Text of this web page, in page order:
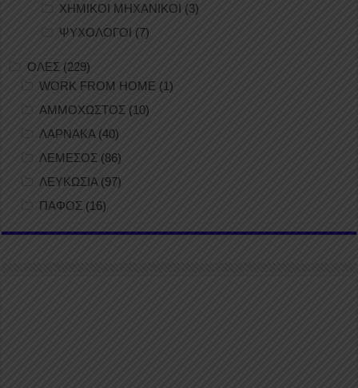
ΧΗΜΙΚΟΙ ΜΗΧΑΝΙΚΟΙ (3)
ΨΥΧΟΛΟΓΟΙ (7)
ΟΛΕΣ (229)
WORK FROM HOME (1)
ΑΜΜΟΧΩΣΤΟΣ (10)
ΛΑΡΝΑΚΑ (40)
ΛΕΜΕΣΟΣ (86)
ΛΕΥΚΩΣΙΑ(97)
ΠΑΦΟΣ (16)